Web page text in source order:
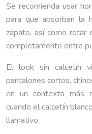
Se recomienda usar
para que absorban la
zapato, así como rotar
completamente entre
El look sin calcetín
pantalones cortos,
en un contexto más
cuando el calcetín
llamativo.